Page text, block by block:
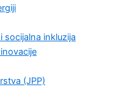
inkluzija
(JPP)